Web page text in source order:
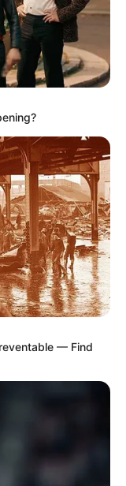
— Find